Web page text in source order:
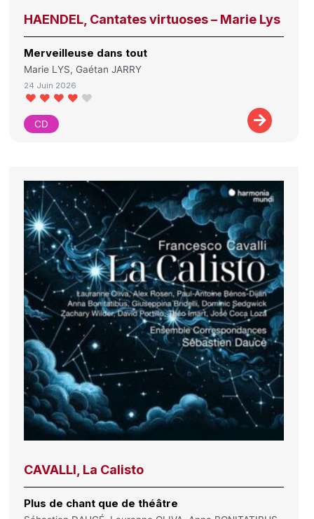
HAENDEL, Cantates virtuoses – Marie Lys
Merveilleuse dans tout
Marie LYS, Gaétan JARRY
24 Juin 2026
CD
CAVALLI, La Calisto
Plus de chant que de théâtre